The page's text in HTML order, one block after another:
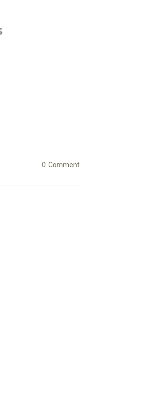
0 Comment